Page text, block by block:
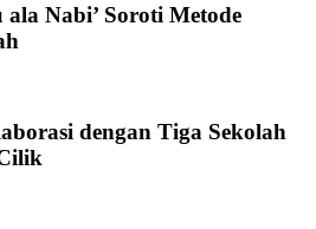
Nabi’ Soroti Metode
dengan Tiga Sekolah